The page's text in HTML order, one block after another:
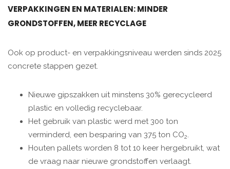
VERPAKKINGEN EN MATERIALEN: MINDER
GRONDSTOFFEN, MEER RECYCLAGE
Ook op product- en verpakkingsniveau werden sinds 2025
concrete stappen gezet.
Nieuwe gipszakken uit minstens 30% gerecycleerd
plastic en volledig recyclebaar.
Het gebruik van plastic werd met 300 ton
verminderd, een besparing van 375 ton CO2.
Houten pallets worden 8 tot 10 keer hergebruikt, wat
de vraag naar nieuwe grondstoffen verlaagt.